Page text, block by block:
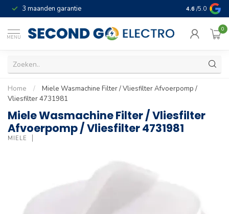
3 maanden garantie Geld terug
4.6 /5.0
MENU
0
Home /
Miele Wasmachine Filter / Vliesfilter Afvoerpomp /
Vliesfilter 4731981
Miele Wasmachine Filter / Vliesfilter
Afvoerpomp / Vliesfilter 4731981
MIELE